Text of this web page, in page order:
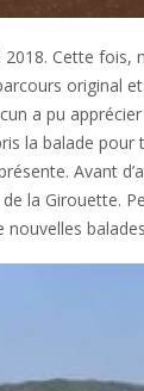
Cette
original
a pu
la balade
Avant
la